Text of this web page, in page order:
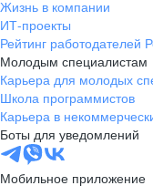
Жизнь в компании
ИТ-проекты
Рейтинг работодателей
Молодым специалистам
Карьера для молодых
Школа программистов
Карьера в
Боты для уведомлений
Мобильное приложение